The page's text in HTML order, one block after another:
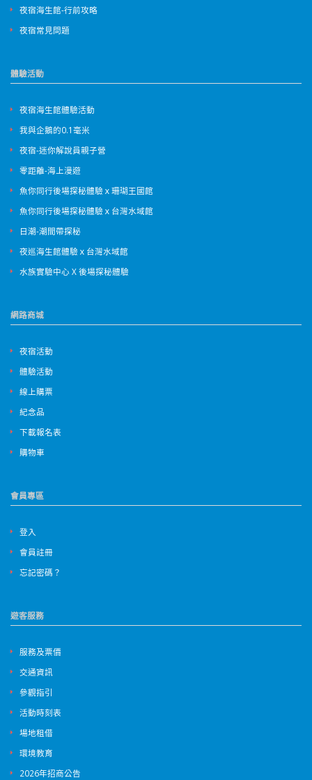
夜宿海生館-行前攻略
夜宿常見問題
體驗活動
夜宿海生館體驗活動
我與企鵝的0.1毫米
夜宿-迷你解說員親子營
零距離-海上漫遊
魚你同行後場探秘體驗ｘ珊瑚王國館
魚你同行後場探秘體驗ｘ台灣水域館
日潮-潮間帶探秘
夜巡海生館體驗ｘ台灣水域館
水族實驗中心 X 後場探秘體驗
網路商城
夜宿活動
體驗活動
線上購票
紀念品
下載報名表
購物車
會員專區
登入
會員註冊
忘記密碼？
遊客服務
服務及票價
交通資訊
參觀指引
活動時刻表
場地租借
環境教育
2026年招商公告